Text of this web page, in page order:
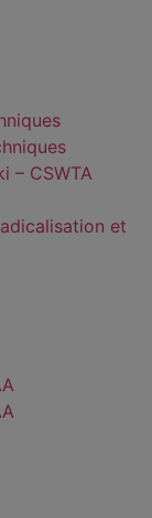
– CSWTA
et